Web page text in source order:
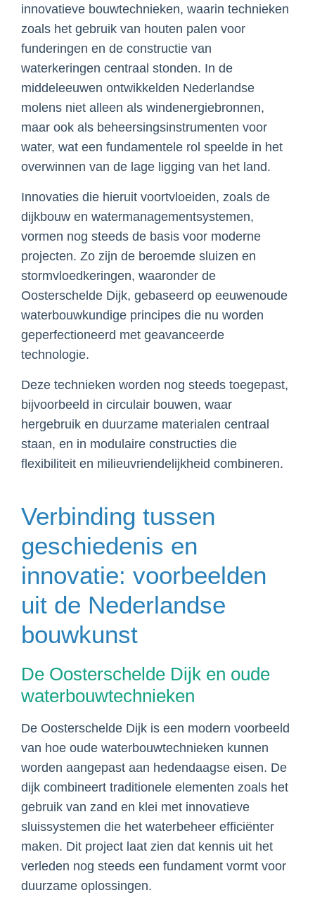
innovatieve bouwtechnieken, waarin technieken
zoals het gebruik van houten palen voor
funderingen en de constructie van
waterkeringen centraal stonden. In de
middeleeuwen ontwikkelden Nederlandse
molens niet alleen als windenergiebronnen,
maar ook als beheersingsinstrumenten voor
water, wat een fundamentele rol speelde in het
overwinnen van de lage ligging van het land.
Innovaties die hieruit voortvloeiden, zoals de
dijkbouw en watermanagementsystemen,
vormen nog steeds de basis voor moderne
projecten. Zo zijn de beroemde sluizen en
stormvloedkeringen, waaronder de
Oosterschelde Dijk, gebaseerd op eeuwenoude
waterbouwkundige principes die nu worden
geperfectioneerd met geavanceerde
technologie.
Deze technieken worden nog steeds toegepast,
bijvoorbeeld in circulair bouwen, waar
hergebruik en duurzame materialen centraal
staan, en in modulaire constructies die
flexibiliteit en milieuvriendelijkheid combineren.
Verbinding tussen
geschiedenis en
innovatie: voorbeelden
uit de Nederlandse
bouwkunst
De Oosterschelde Dijk en oude
waterbouwtechnieken
De Oosterschelde Dijk is een modern voorbeeld
van hoe oude waterbouwtechnieken kunnen
worden aangepast aan hedendaagse eisen. De
dijk combineert traditionele elementen zoals het
gebruik van zand en klei met innovatieve
sluissystemen die het waterbeheer efficiënter
maken. Dit project laat zien dat kennis uit het
verleden nog steeds een fundament vormt voor
duurzame oplossingen.